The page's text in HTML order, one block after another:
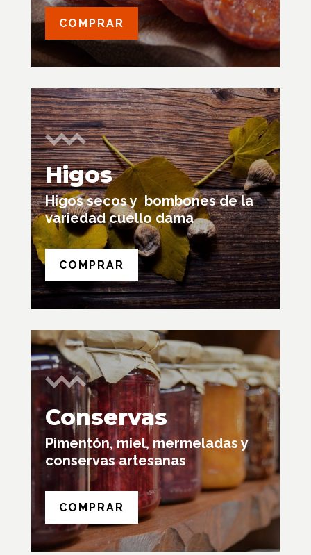
COMPRAR
Higos
Higos secos y bombones dela
variedadcuello dama
COMPRAR
Conservas
Pimentón, miel, mermeladas y
conservas artesanas
COMPRAR